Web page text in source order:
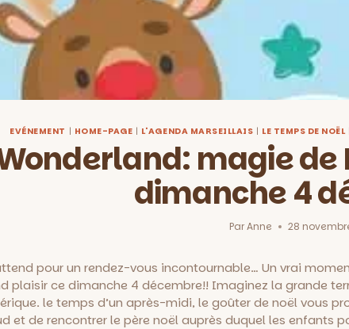
EVÉNEMENT | HOME-PAGE | L'AGENDA MARSEILLAIS | LE TEMPS DE NOËL|
magie
dimanche 4
ParAnne 28
pour un rendez-vous incontournable… Un vrai
plaisir ce dimanche 4 décembre!! Imaginez la grande
le temps d’un après-midi, le goûter de noël vous
et de rencontrer le père noël auprès duquel les enfants